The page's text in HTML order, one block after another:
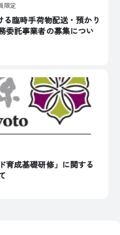
限定
臨時手荷物配送・預かり
委託事業者の募集につい
育成基礎研修」に関する